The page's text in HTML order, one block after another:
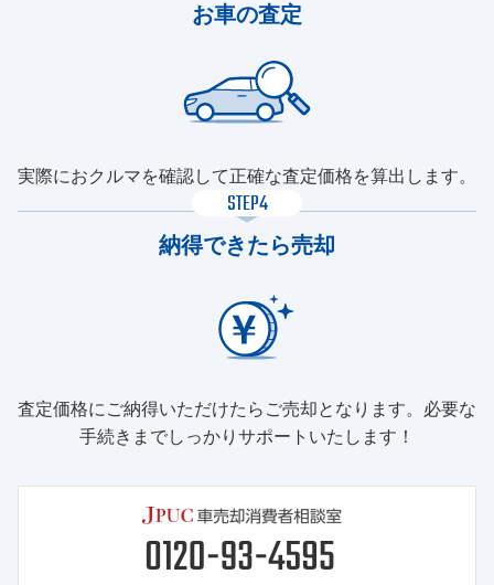
お車の査定
実際におクルマを確認して正確な査定価格を算出します。
STEP4
納得できたら売却
査定価格にご納得いただけたらご売却となります。必要な
手続きまでしっかりサポートいたします！